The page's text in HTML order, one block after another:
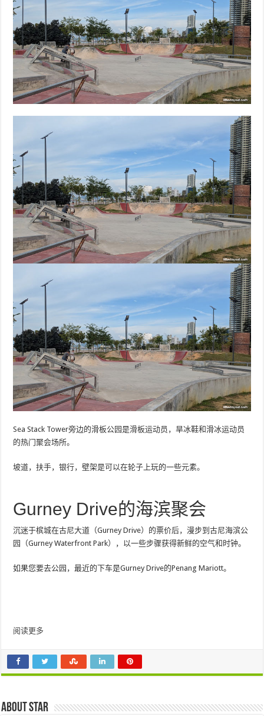
Sea Stack Tower旁边的滑板公园是滑板运动员，旱冰鞋和滑冰运动员
的热门聚会场所。
坡道，扶手，银行，壁架是可以在轮子上玩的一些元素。
Gurney Drive的海滨聚会
沉迷于槟城在古尼大道（Gurney Drive）的票价后，漫步到古尼海滨公
园（Gurney Waterfront Park），以一些步骤获得新鲜的空气和时钟。
如果您要去公园，最近的下车是Gurney Drive的Penang Mariott。
阅读更多
About star